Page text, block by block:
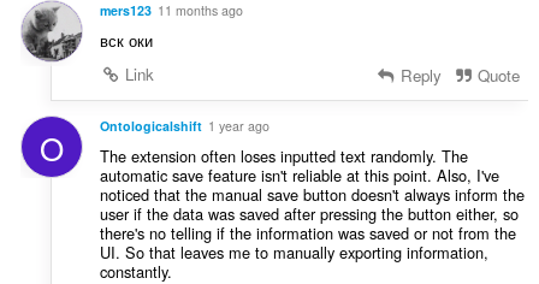
mers123 11 months ago
вск оки
Link
Reply Quote
O Ontologicalshift 1 year ago
The extension often loses inputted text randomly. The
automatic save feature isn't reliable at this point. Also, I've
noticed that the manual save button doesn't always inform the
user if the data was saved after pressing the button either, so
there's no telling if the information was saved or not from the
UI. So that leaves me to manually exporting information,
constantly.